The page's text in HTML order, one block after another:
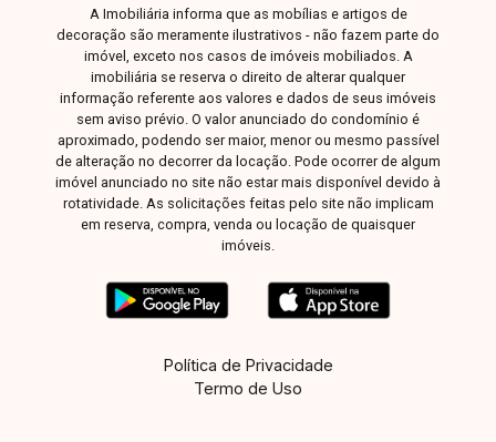
A Imobiliária informa que as mobílias e artigos de
decoração são meramente ilustrativos - não fazem parte do
imóvel, exceto nos casos de imóveis mobiliados. A
imobiliária se reserva o direito de alterar qualquer
informação referente aos valores e dados de seus imóveis
sem aviso prévio. O valor anunciado do condomínio é
aproximado, podendo ser maior, menor ou mesmo passível
de alteração no decorrer da locação. Pode ocorrer de algum
imóvel anunciado no site não estar mais disponível devido à
rotatividade. As solicitações feitas pelo site não implicam
em reserva, compra, venda ou locação de quaisquer
imóveis.
Política de Privacidade
Termo de Uso